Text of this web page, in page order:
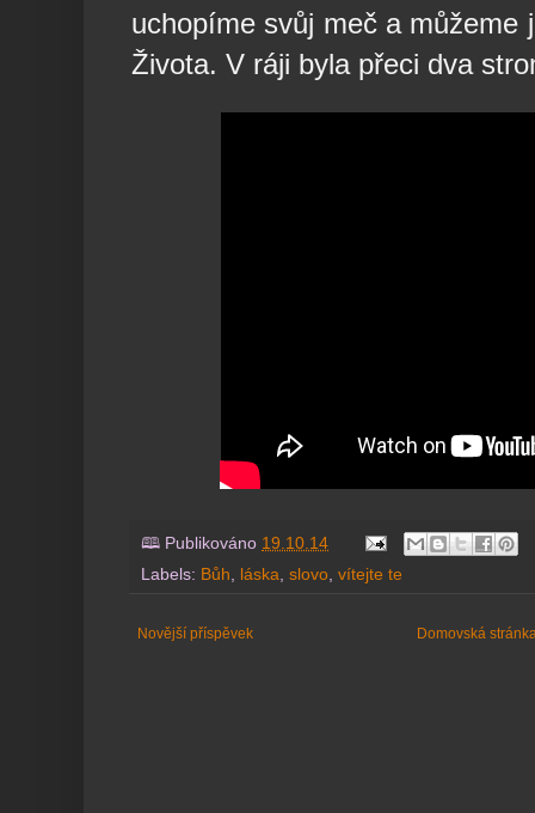
uchopíme svůj meč a můžeme
Života. V ráji byla přeci dva
🕮 Publikováno 19.10.14
Labels: Bůh, láska, slovo, vítejte te
Novější příspěvek Domovská